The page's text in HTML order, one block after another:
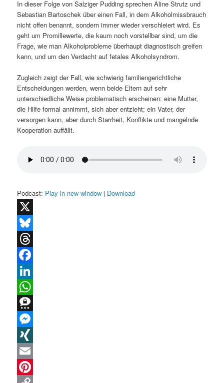
In dieser Folge von Salziger Pudding sprechen Aline Strutz und
Sebastian Bartoschek über einen Fall, in dem Alkoholmissbrauch
nicht offen benannt, sondern immer wieder verschleiert wird. Es
geht um Promillewerte, die kaum noch vorstellbar sind, um die
Frage, wie man Alkoholprobleme überhaupt diagnostisch greifen
kann, und um den Verdacht auf fetales Alkoholsyndrom.
Zugleich zeigt der Fall, wie schwierig familiengerichtliche
Entscheidungen werden, wenn beide Eltern auf sehr
unterschiedliche Weise problematisch erscheinen: eine Mutter,
die Hilfe formal annimmt, sich aber entzieht; ein Vater, der
versorgen kann, aber durch Starrheit, Konflikte und mangelnde
Kooperation auffällt.
Podcast: Play in new window | Download
X
Bluesky
Threads
Facebook
LinkedIn
WhatsApp
Threema
Messenger
XING
Email